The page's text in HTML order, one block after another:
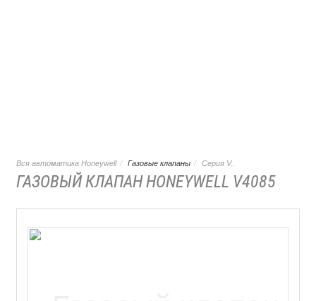
Вся автоматика Honeywell Газовые клапаны Серия V..
ГАЗОВЫЙ КЛАПАН HONEYWELL V4085